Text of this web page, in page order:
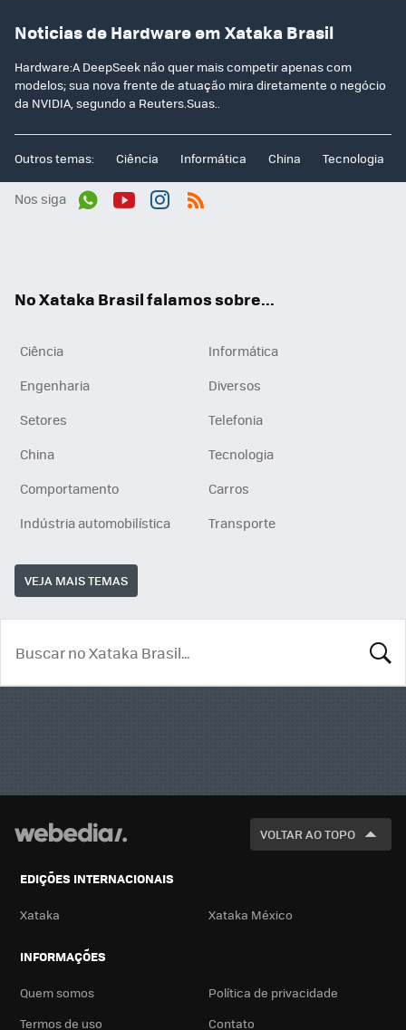
Noticias de Hardware em Xataka Brasil
Hardware:A DeepSeek não quer mais competir apenas com
modelos; sua nova frente de atuação mira diretamente o negócio
da NVIDIA, segundo a Reuters.Suas..
Outros temas: Ciência Informática China Tecnologia
Nos siga
No Xataka Brasil falamos sobre...
Ciência
Informática
Engenharia
Diversos
Setores
Telefonia
China
Tecnologia
Comportamento
Carros
Indústria automobilística
Transporte
VEJA MAIS TEMAS
VOLTAR AO TOPO
EDIÇÕES INTERNACIONAIS
Xataka Xataka México
INFORMAÇÕES
Quem somos
Política de privacidade
Termos de uso
Contato